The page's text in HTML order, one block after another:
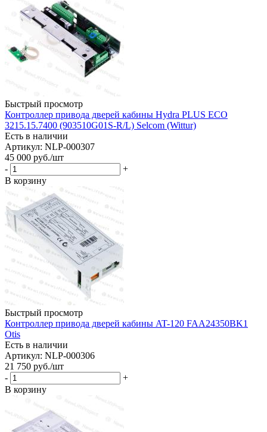
Быстрый просмотр
Контроллер привода дверей кабины Hydra PLUS ECO
3215.15.7400 (903510G01S-R/L) Selcom (Wittur)
Есть в наличии
Артикул: NLP-000307
45 000 руб./шт
-
+
В корзину
Быстрый просмотр
Контроллер привода дверей кабины AT-120 FAA24350BK1
Otis
Есть в наличии
Артикул: NLP-000306
21 750 руб./шт
-
+
В корзину